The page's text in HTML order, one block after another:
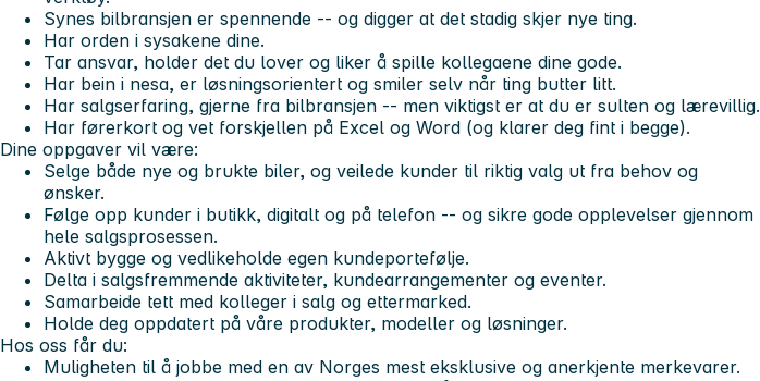
Synes bilbransjen er spennende -- og digger at det stadig skjer nye ting.
Har orden i sysakene dine.
Tar ansvar, holder det du lover og liker å spille kollegaene dine gode.
Har bein i nesa, er løsningsorientert og smiler selv når ting butter litt.
Har salgserfaring, gjerne fra bilbransjen -- men viktigst er at du er sulten og lærevillig.
Har førerkort og vet forskjellen på Excel og Word (og klarer deg fint i begge).
Dine oppgaver vil være:
Selge både nye og brukte biler, og veilede kunder til riktig valg ut fra behov og
ønsker.
Følge opp kunder i butikk, digitalt og på telefon -- og sikre gode opplevelser gjennom
hele salgsprosessen.
Aktivt bygge og vedlikeholde egen kundeportefølje.
Delta i salgsfremmende aktiviteter, kundearrangementer og eventer.
Samarbeide tett med kolleger i salg og ettermarked.
Holde deg oppdatert på våre produkter, modeller og løsninger.
Hos oss får du:
Muligheten til å jobbe med en av Norges mest eksklusive og anerkjente merkevarer.